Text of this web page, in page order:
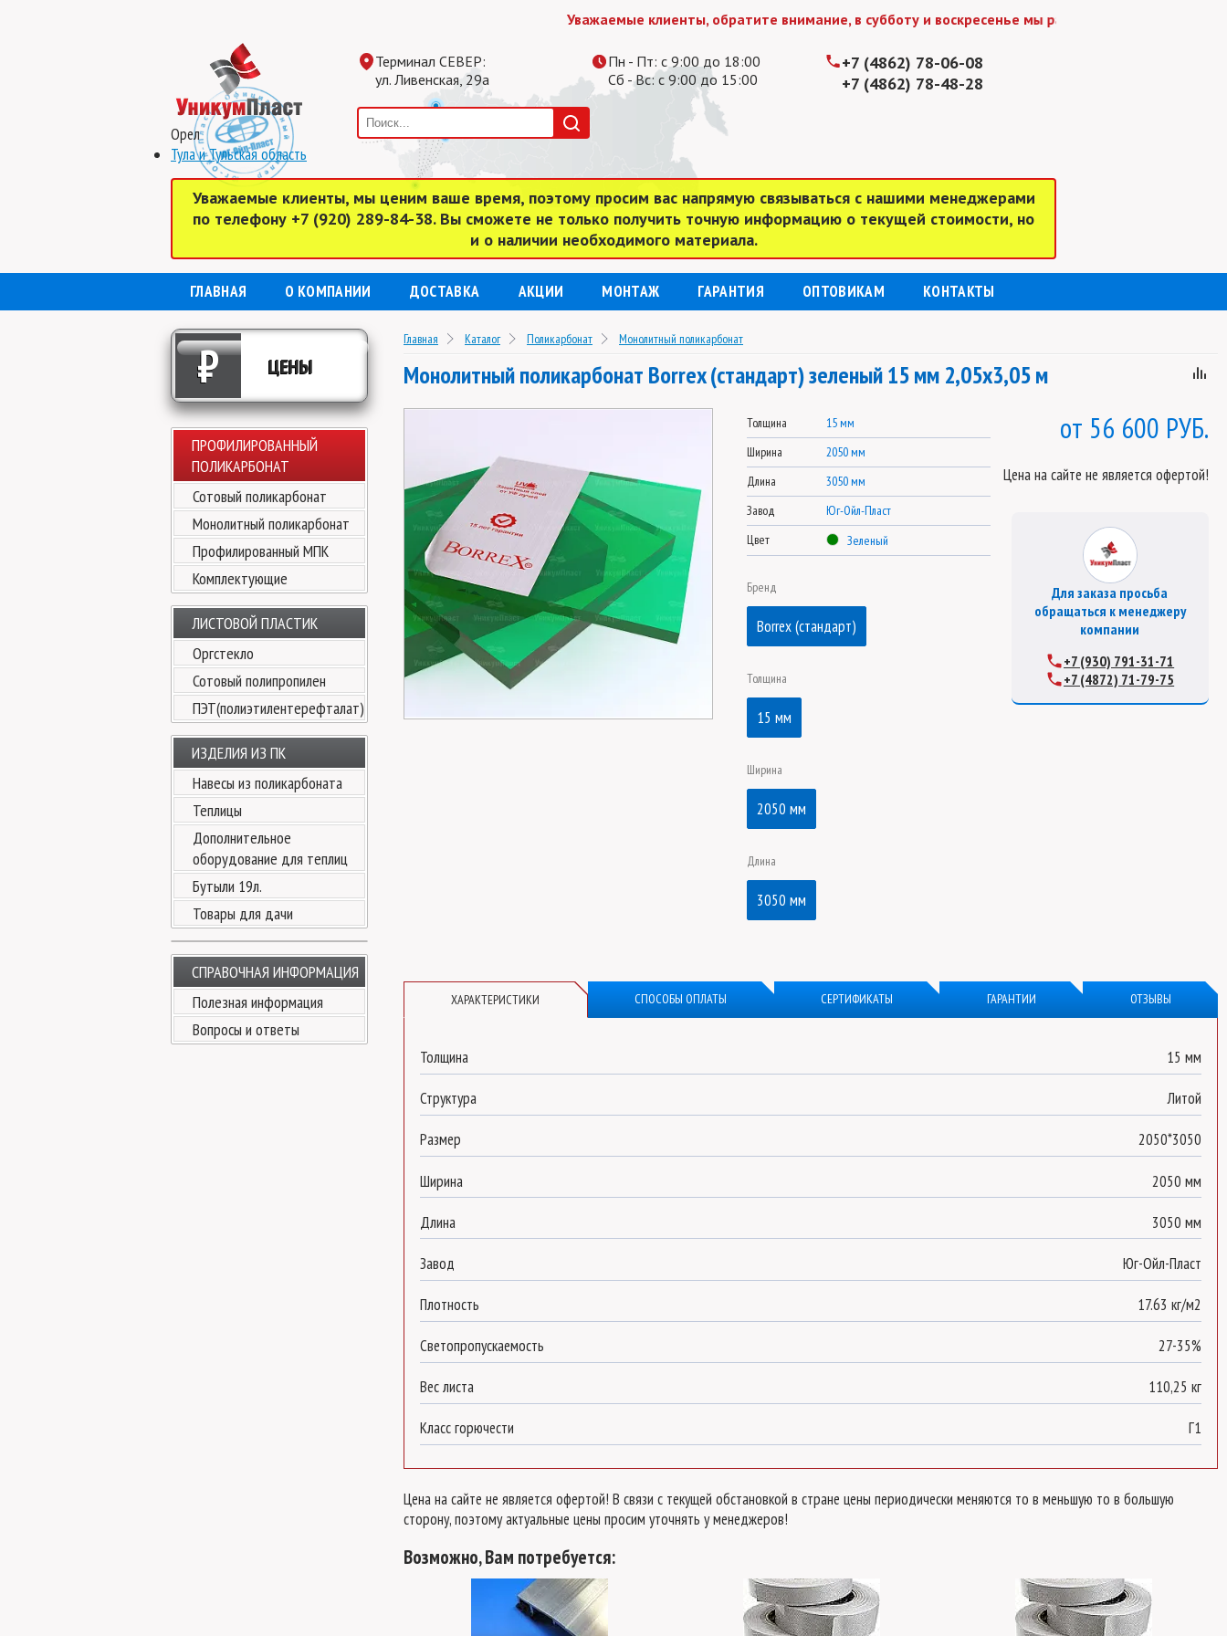
Уважаемые клиенты, обратите внимание, в субботу и воскресенье мы работаем до 15:00
Орел
Тула и Тульская область
Терминал СЕВЕР:
ул. Ливенская, 29а
Пн - Пт: с 9:00 до 18:00
Сб - Вс: с 9:00 до 15:00
+7 (4862) 78-06-08
+7 (4862) 78-48-28
Уважаемые клиенты, мы ценим ваше время, поэтому просим вас напрямую связываться с нашими менеджерами
по телефону +7 (920) 289-84-38. Вы сможете не только получить точную информацию о текущей стоимости, но
и о наличии необходимого материала.
ГЛАВНАЯ О КОМПАНИИ ДОСТАВКА АКЦИИ МОНТАЖ ГАРАНТИЯ ОПТОВИКАМ КОНТАКТЫ
₽ ЦЕНЫ
ПРОФИЛИРОВАННЫЙ
ПОЛИКАРБОНАТ
Сотовый поликарбонат
Монолитный поликарбонат
Профилированный МПК
Комплектующие
ЛИСТОВОЙ ПЛАСТИК
Оргстекло
Сотовый полипропилен
ПЭТ(полиэтилентерефталат)
ИЗДЕЛИЯ ИЗ ПК
Навесы из поликарбоната
Теплицы
Дополнительное
оборудование для теплиц
Бутыли 19л.
Товары для дачи
СПРАВОЧНАЯ ИНФОРМАЦИЯ
Полезная информация
Вопросы и ответы
Главная Каталог Поликарбонат Монолитный поликарбонат
Монолитный поликарбонат Borrex (стандарт) зеленый 15 мм 2,05х3,05 м
Толщина
15 мм
Ширина
2050 мм
Длина
3050 мм
Завод
Юг-Ойл-Пласт
Цвет
Зеленый
Бренд
Borrex (стандарт)
Толщина
15 мм
Ширина
2050 мм
Длина
3050 мм
56 600 РУБ.
Цена на сайте не является офертой!
Для заказа просьба
обращаться к менеджеру
компании
+7 (930) 791-31-71
+7 (4872) 71-79-75
ХАРАКТЕРИСТИКИ СПОСОБЫ ОПЛАТЫ СЕРТИФИКАТЫ ГАРАНТИИ ОТЗЫВЫ
Толщина 15 мм
Структура Литой
Размер 2050*3050
Ширина 2050 мм
Длина 3050 мм
Завод Юг-Ойл-Пласт
Плотность 17.63 кг/м2
Светопропускаемость 27-35%
Вес листа 110,25 кг
Класс горючести Г1
Цена на сайте не является офертой! В связи с текущей обстановкой в стране цены периодически меняются то в меньшую то в большую
сторону, поэтому актуальные цены просим уточнять у менеджеров!
Возможно, Вам потребуется: